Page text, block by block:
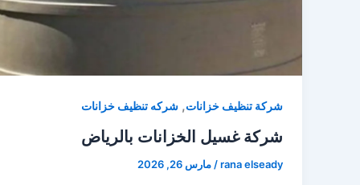
شركة تنظيف خزانات, شركه تنظيف خزانات
شركة غسيل الخزانات بالرياض
rana elseady
/ مارس 26, 2026